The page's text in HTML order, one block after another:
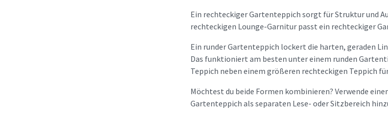
Ein rechteckiger Gartenteppich sorgt für Struktur und
rechteckigen Lounge-Garnitur passt ein rechteckiger
Ein runder Gartenteppich lockert die harten, geraden
Das funktioniert am besten unter einem runden
Teppich neben einem größeren rechteckigen Teppich
Möchtest du beide Formen kombinieren? Verwende
Gartenteppich als separaten Lese- oder Sitzbereich